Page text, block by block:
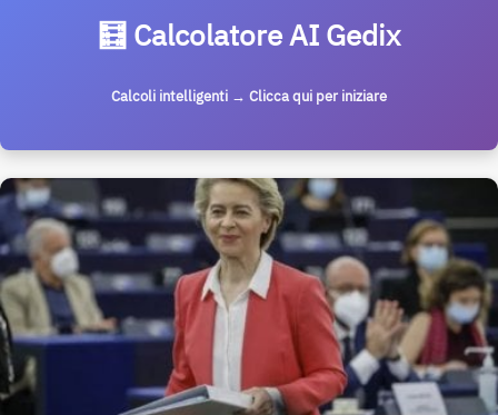
🧮 Calcolatore AI Gedix
Calcoli intelligenti → Clicca qui per iniziare